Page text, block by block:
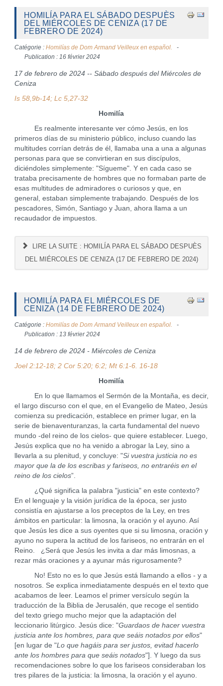
HOMILÍA PARA EL SÁBADO DESPUÈS
DEL MIÉRCOLES DE CENIZA (17 DE
FEBRERO DE 2024)
Catégorie : Homilías de Dom Armand Veilleux en español.
Publication : 16 février 2024
17 de febrero de 2024 -- Sábado después del Miércoles de
Ceniza
Is 58,9b-14; Lc 5,27-32
Homilía
Es realmente interesante ver cómo Jesús, en los
primeros días de su ministerio público, incluso cuando las
multitudes corrían detrás de él, llamaba una a una a algunas
personas para que se convirtieran en sus discípulos,
diciéndoles simplemente: "Sígueme". Y en cada caso se
trataba precisamente de hombres que no formaban parte de
esas multitudes de admiradores o curiosos y que, en
general, estaban simplemente trabajando. Después de los
pescadores, Simón, Santiago y Juan, ahora llama a un
recaudador de impuestos.
LIRE LA SUITE : HOMILÍA PARA EL SÁBADO DESPUÈS
DEL MIÉRCOLES DE CENIZA (17 DE FEBRERO DE 2024)
HOMILÍA PARA EL MIÉRCOLES DE
CENIZA (14 DE FEBRERO DE 2024)
Catégorie : Homilías de Dom Armand Veilleux en español.
Publication : 13 février 2024
14 de febrero de 2024 - Miércoles de Ceniza
Joel 2:12-18; 2 Cor 5:20; 6:2; Mt 6:1-6. 16-18
Homilía
En lo que llamamos el Sermón de la Montaña, es decir,
el largo discurso con el que, en el Evangelio de Mateo, Jesús
comienza su predicación, establece en primer lugar, en la
serie de bienaventuranzas, la carta fundamental del nuevo
mundo -del reino de los cielos- que quiere establecer. Luego,
Jesús explica que no ha venido a abrogar la Ley, sino a
llevarla a su plenitud, y concluye: "Si vuestra justicia no es
mayor que la de los escribas y fariseos, no entraréis en el
reino de los cielos”.
¿Qué significa la palabra "justicia" en este contexto?
En el lenguaje y la visión jurídica de la época, ser justo
consistía en ajustarse a los preceptos de la Ley, en tres
ámbitos en particular: la limosna, la oración y el ayuno. Así
que Jesús les dice a sus oyentes que si su limosna, oración y
ayuno no supera la actitud de los fariseos, no entrarán en el
Reino. ¿Será que Jesús les invita a dar más limosnas, a
rezar más oraciones y a ayunar más rigurosamente?
No! Esto no es lo que Jesús está llamando a ellos - y a
nosotros. Se explica inmediatamente después en el texto que
acabamos de leer. Leamos el primer versículo según la
traducción de la Biblia de Jerusalén, que recoge el sentido
del texto griego mucho mejor que la adaptación del
leccionario litúrgico. Jesús dice: "Guardaos de hacer vuestra
justicia ante los hombres, para que seáis notados por ellos"
[en lugar de "Lo que hagáis para ser justos, evitad hacerlo
ante los hombres para que seáis notados"]. Y luego da sus
recomendaciones sobre lo que los fariseos consideraban los
tres pilares de la justicia: la limosna, la oración y el ayuno.